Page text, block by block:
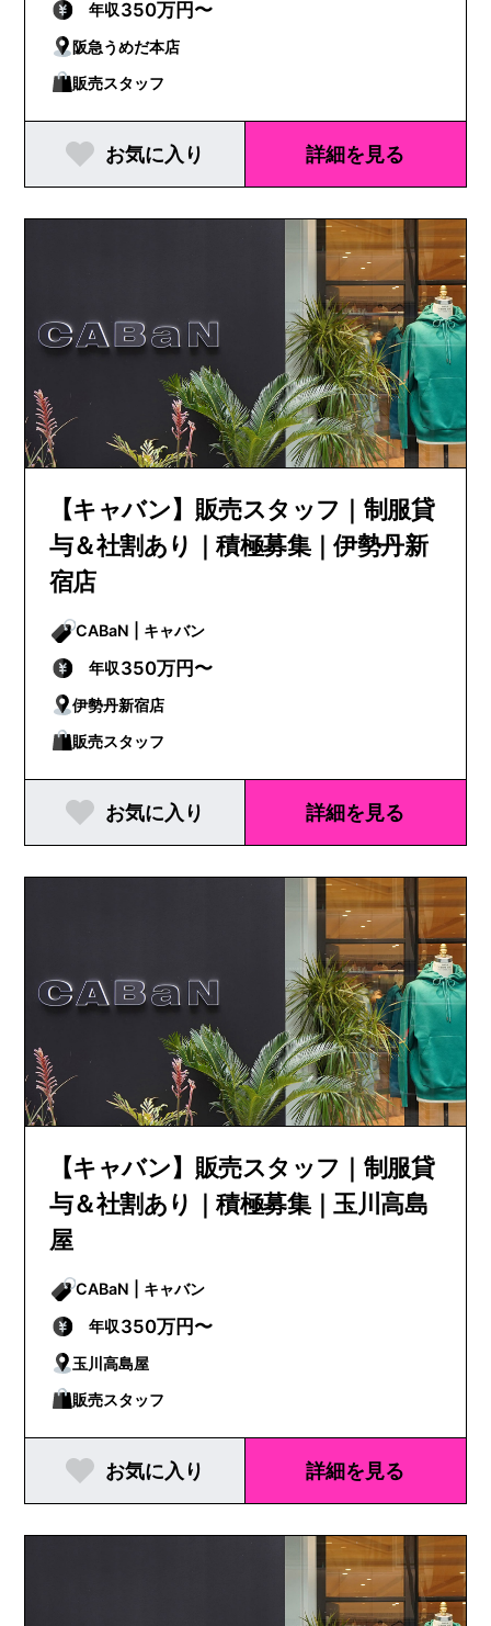
年収350万円〜
阪急うめだ本店
販売スタッフ
お気に入り 詳細を見る
【キャバン】販売スタッフ｜制服貸
与＆社割あり｜積極募集｜伊勢丹新
宿店
CABaN | キャバン
年収350万円〜
伊勢丹新宿店
販売スタッフ
お気に入り 詳細を見る
【キャバン】販売スタッフ｜制服貸
与＆社割あり｜積極募集｜玉川高島
屋
CABaN | キャバン
年収350万円〜
玉川高島屋
販売スタッフ
お気に入り 詳細を見る